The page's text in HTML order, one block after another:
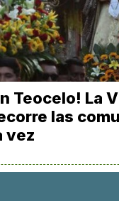
Teocelo! La
las
vez